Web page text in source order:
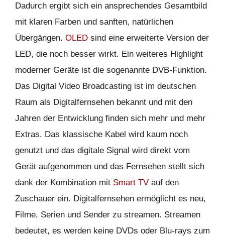
Dadurch ergibt sich ein ansprechendes Gesamtbild
mit klaren Farben und sanften, natürlichen
Übergängen. OLED sind eine erweiterte Version der
LED, die noch besser wirkt. Ein weiteres Highlight
moderner Geräte ist die sogenannte DVB-Funktion.
Das Digital Video Broadcasting ist im deutschen
Raum als Digitalfernsehen bekannt und mit den
Jahren der Entwicklung finden sich mehr und mehr
Extras. Das klassische Kabel wird kaum noch
genutzt und das digitale Signal wird direkt vom
Gerät aufgenommen und das Fernsehen stellt sich
dank der Kombination mit Smart TV auf den
Zuschauer ein. Digitalfernsehen ermöglicht es neu,
Filme, Serien und Sender zu streamen. Streamen
bedeutet, es werden keine DVDs oder Blu-rays zum